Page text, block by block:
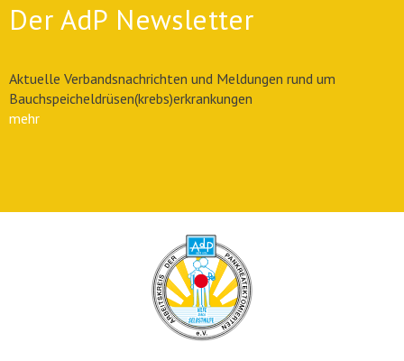
Der AdP Newsletter
Aktuelle Verbandsnachrichten und Meldungen rund um
Bauchspeicheldrüsen(krebs)erkrankungen
mehr